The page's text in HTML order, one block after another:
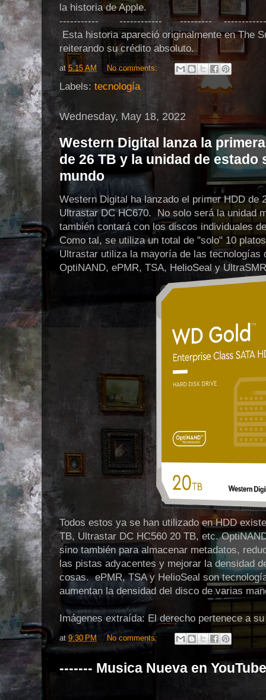
la historia de Apple.
‐---------- ------------ ---------
Esta historia apareció originalmente en The
reiterando su crédito absoluto.
at5:15 AM No comments:
Labels: tecnología
Wednesday, May 18, 2022
Western Digital lanza la
de 26 TB y la unidad de estado
mundo
Western Digital ha lanzado el primer HDD de
Ultrastar DC HC670. No solo será la unidad
también contará con los discos individuales
Como tal, se utiliza un total de "solo" 10
Ultrastar utiliza la mayoría de las tecnologías
OptiNAND, ePMR, TSA, HelioSeal y
Todos estos ya se han utilizado en HDD
TB, Ultrastar DC HC560 20 TB, etc.
sino también para almacenar metadatos,
las pistas adyacentes y mejorar la densidad
cosas. ePMR, TSA y HelioSeal son
aumentan la densidad del disco de varias
Imágenes extraída: El derecho pertenece a
at 9:30 PM No comments:
------- Musica Nueva en